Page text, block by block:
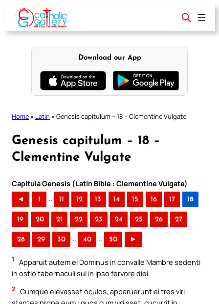
content
Download our App
Home » Latin » Genesis capitulum – 18 – Clementine Vulgate
Genesis capitulum – 18 –
Clementine Vulgate
Capitula Genesis (Latin Bible : Clementine Vulgate)
◄ 1 .. 11 12 13 14 15 16 17 18
19 20 21 22 23 24 25 26 27
28 29 30 .. 40 .. 50 ►
1
Apparuit autem ei Dominus in convalle Mambre sedenti
in ostio tabernaculi sui in ipso fervore diei.
2 Cumque elevasset oculos, apparuerunt ei tres viri